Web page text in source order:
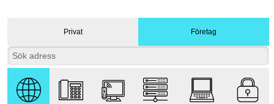
Privat Företag